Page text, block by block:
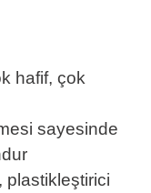
hafif, çok
sayesinde
plastikleştirici